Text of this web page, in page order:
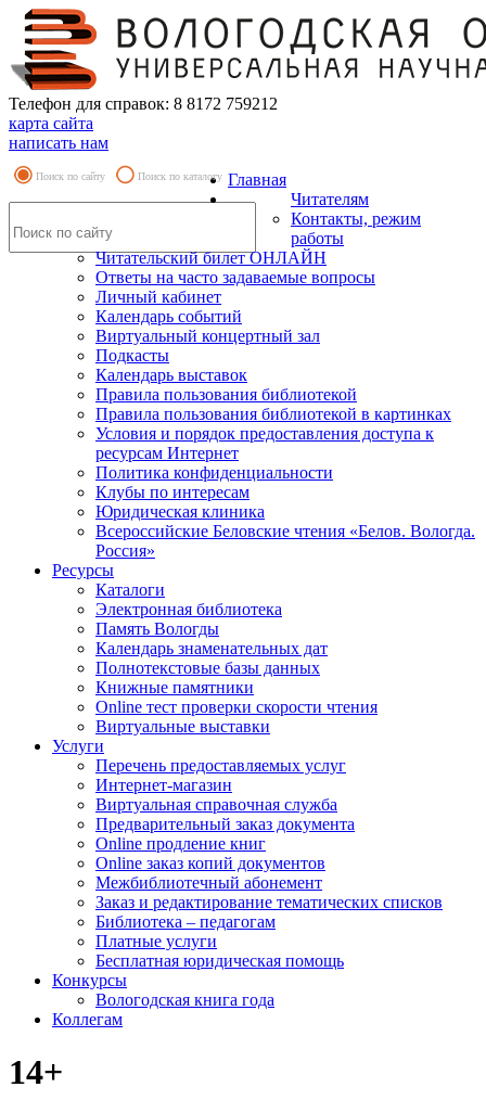
Телефон для справок: 8 8172 759212
карта сайта
написать нам
Поиск по сайту Поиск по каталогу Главная
Читателям
Контакты, режим
работы
Читательский билет ОНЛАЙН
Ответы на часто задаваемые вопросы
Личный кабинет
Календарь событий
Виртуальный концертный зал
Подкасты
Календарь выставок
Правила пользования библиотекой
Правила пользования библиотекой в картинках
Условия и порядок предоставления доступа к
ресурсам Интернет
Политика конфиденциальности
Клубы по интересам
Юридическая клиника
Всероссийские Беловские чтения «Белов. Вологда.
Россия»
Ресурсы
Каталоги
Электронная библиотека
Память Вологды
Календарь знаменательных дат
Полнотекстовые базы данных
Книжные памятники
Online тест проверки скорости чтения
Виртуальные выставки
Услуги
Перечень предоставляемых услуг
Интернет-магазин
Виртуальная справочная служба
Предварительный заказ документа
Online продление книг
Online заказ копий документов
Межбиблиотечный абонемент
Заказ и редактирование тематических списков
Библиотека – педагогам
Платные услуги
Бесплатная юридическая помощь
Конкурсы
Вологодская книга года
Коллегам
14+